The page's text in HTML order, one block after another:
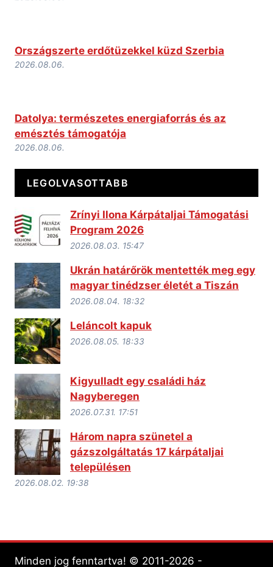
Országszerte erdőtüzekkel küzd Szerbia
2026.08.06.
Datolya: természetes energiaforrás és az
emésztés támogatója
2026.08.06.
LEGOLVASOTTABB
Zrínyi Ilona Kárpátaljai Támogatási
Program 2026
2026.08.03. 15:47
Ukrán határőrök mentették meg egy
magyar tinédzser életét a Tiszán
2026.08.04. 18:32
Leláncolt kapuk
2026.08.05. 18:33
Kigyulladt egy családi ház
Nagyberegen
2026.07.31. 17:51
Három napra szünetel a
gázszolgáltatás 17 kárpátaljai
településen
2026.08.02. 19:38
Minden jog fenntartva! © 2011-2026 -